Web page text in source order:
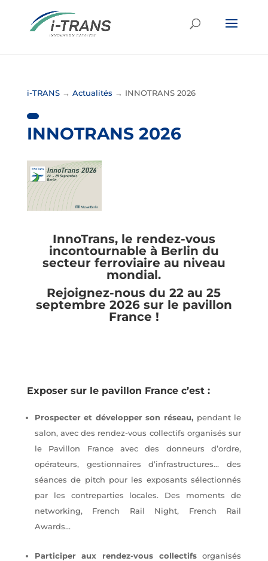
i-TRANS→ Actualités → INNOTRANS 2026
INNOTRANS 2026
InnoTrans, le rendez-vous
incontournable à Berlin du
secteur ferroviaire au niveau
mondial.
Rejoignez-nous du 22 au 25
septembre 2026 sur le pavillon
France !
Exposer sur le pavillon France c’est :
Prospecter et développer son réseau, pendant le
salon, avec des rendez-vous collectifs organisés sur
le Pavillon France avec des donneurs d’ordre,
opérateurs, gestionnaires d’infrastructures… des
séances de pitch pour les exposants sélectionnés
par les contreparties locales. Des moments de
networking, French Rail Night, French Rail
Awards…
Participer aux rendez-vous collectifsorganisés